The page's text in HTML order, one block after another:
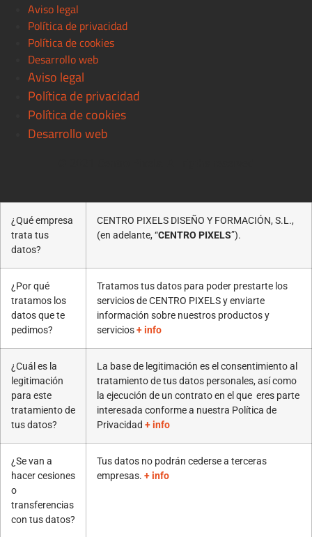
Aviso legal
Política de privacidad
Política de cookies
Desarrollo web
Aviso legal
Política de privacidad
Política de cookies
Desarrollo web
¿Qué empresa
trata tus
datos?
CENTRO PIXELS DISEÑO Y FORMACIÓN, S.L.,
(en adelante, “CENTRO PIXELS”).
¿Por qué
tratamos los
datos que te
pedimos?
Tratamos tus datos para poder prestarte los
servicios de CENTRO PIXELS y enviarte
información sobre nuestros productos y
servicios+ info
¿Cuál es la
legitimación
para este
tratamiento de
tus datos?
La base de legitimación es el consentimiento al
tratamiento de tus datos personales, así como
la ejecución de un contrato en el que eres parte
interesada conforme a nuestra Política de
Privacidad + info
¿Se van a
hacer cesiones
o
transferencias
con tus datos?
Tus datos no podrán cederse a terceras
empresas. + info